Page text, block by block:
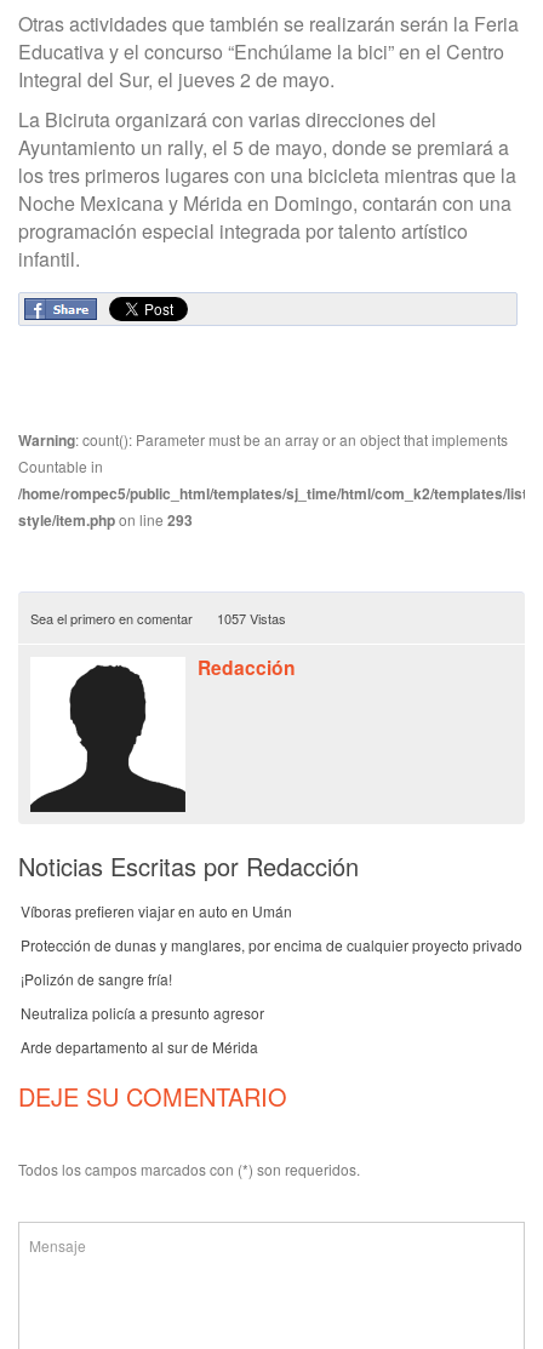
Otras actividades que también se realizarán serán la Feria
Educativa y el concurso “Enchúlame la bici” en el Centro
Integral del Sur, el jueves 2 de mayo.
La Biciruta organizará con varias direcciones del
Ayuntamiento un rally, el 5 de mayo, donde se premiará a
los tres primeros lugares con una bicicleta mientras que la
Noche Mexicana y Mérida en Domingo, contarán con una
programación especial integrada por talento artístico
infantil.
Warning: count(): Parameter must be an array or an object that implements
Countable in
/home/rompec5/public_html/templates/sj_time/html/com_k2/templates/
style/item.phpon line 293
Sea el primero en comentar 1057 Vistas
Redacción
Noticias Escritas por Redacción
Víboras prefieren viajar en auto en Umán
Protección de dunas y manglares, por encima de cualquier proyecto privado
¡Polizón de sangre fría!
Neutraliza policía a presunto agresor
Arde departamento al sur de Mérida
DEJE SU COMENTARIO
Todos los campos marcados con (*) son requeridos.